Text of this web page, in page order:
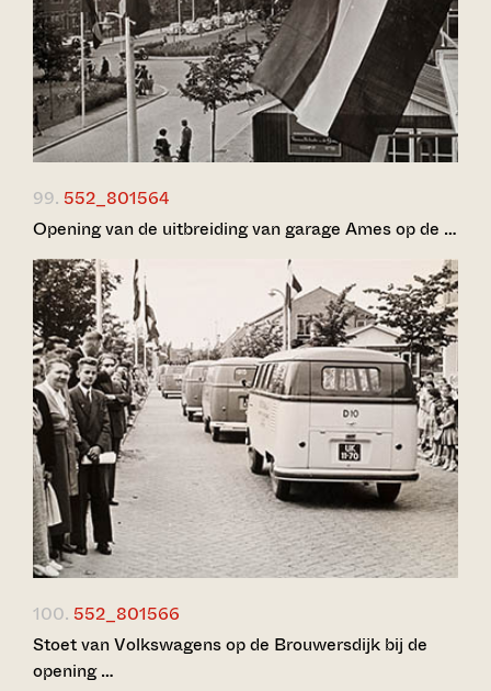
99. 552_801564
Opening van de uitbreiding van garage Ames op de …
100. 552_801566
Stoet van Volkswagens op de Brouwersdijk bij de
opening …